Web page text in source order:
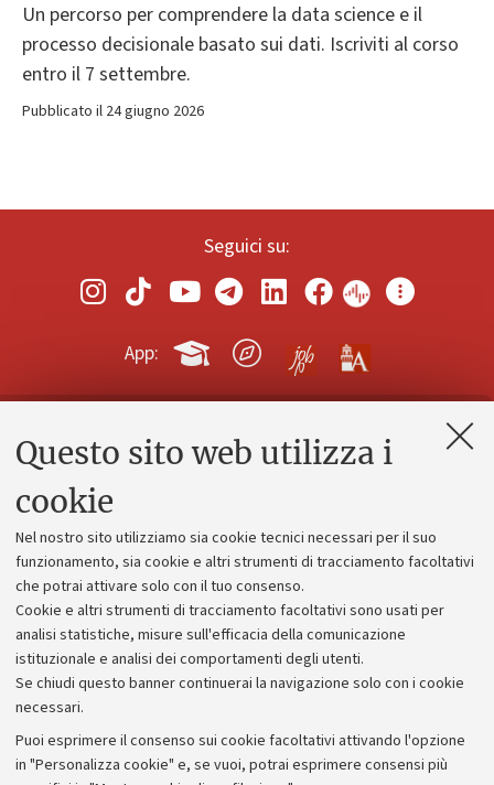
Questo sito web utilizza i
cookie
Nel nostro sito utilizziamo sia cookie tecnici necessari per il suo
funzionamento, sia cookie e altri strumenti di tracciamento facoltativi
che potrai attivare solo con il tuo consenso.
Cookie e altri strumenti di tracciamento facoltativi sono usati per
analisi statistiche, misure sull'efficacia della comunicazione
istituzionale e analisi dei comportamenti degli utenti.
Se chiudi questo banner continuerai la navigazione solo con i cookie
necessari.
Puoi esprimere il consenso sui cookie facoltativi attivando l'opzione
in "Personalizza cookie" e, se vuoi, potrai esprimere consensi più
Un percorso per comprendere la data science e il
processo decisionale basato sui dati. Iscriviti al corso
entro il 7 settembre.
Pubblicato il 24 giugno 2026
Seguici su:
App:
Contatti e PEC
Alumni community
Piano strategico
Bilanci
Donazioni e 5x1000
Bandi, gare e concorsi
Albo online